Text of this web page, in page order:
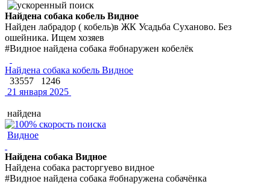
Найдена собака кобель Видное
Найден лабрадор ( кобель)в ЖК Усадьба Суханово. Без
ошейника. Ищем хозяев
#Видное найдена собака #обнаружен кобелёк
Найдена собака кобель Видное
33557
1246
21 января 2025
найдена
Видное
Найдена собака Видное
Найдена собака расторгуево видное
#Видное найдена собака #обнаружена собачёнка